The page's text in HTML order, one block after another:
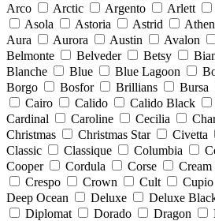
Arco
Arctic Argento Arlett
Asola
Astoria Astrid
Aura
Aurora Austin Avalon
Belmonte
Belveder Betsy
Blanche
Blue Blue Lagoon
Borgo
Bosfor Brillians Bursa
Cairo
Calido Calido Black
Cardinal
Caroline Cecilia
Christmas
Christmas Star Civetta
Classic
Classique Columbia
Cooper
Cordula Corse Cream
Crespo
Crown Cult Cupio
Deep Ocean
Deluxe Deluxe
Diplomat
Dorado Dragon